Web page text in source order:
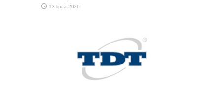
13 lipca 2026